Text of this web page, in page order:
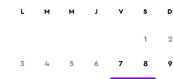
L M M J V S D
1 2
3 4 5 6 7 8 9